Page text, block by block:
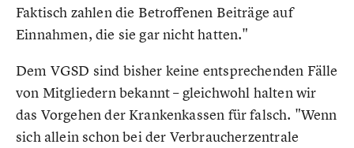
Faktisch zahlen die Betroffenen Beiträge auf
Einnahmen, die sie gar nicht hatten."
Dem VGSD sind bisher keine entsprechenden Fälle
von Mitgliedern bekannt – gleichwohl halten wir
das Vorgehen der Krankenkassen für falsch. "Wenn
sich allein schon bei der Verbraucherzentrale